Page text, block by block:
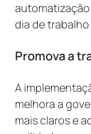
dia de
Promova a
A
melhora a
mais claros e